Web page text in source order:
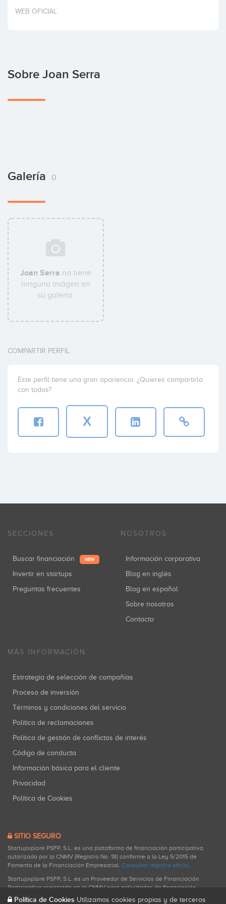
Invertir
WEB OFICIAL
Sobre Joan Serra
Galería 0
Joan Serra no tiene
ninguna imágen en
su galería.
COMPARTIR PERFIL
Este perfil tiene una gran apariencia. ¿Quieres compartirlo
con todos?
X
SECCIONES
Buscar financiación NEW
Invertir en startups
Preguntas frecuentes
NOSOTROS
Información corporativa
Blog en inglés
Blog en español
Sobre nosotros
Contacto
MÁS INFORMACIÓN
Estrategia de selección de compañías
Proceso de inversión
Términos y condiciones del servicio
Política de reclamaciones
Política de gestión de conflictos de interés
Código de conducta
Información básica para el cliente
Privacidad
Política de Cookies
SITIO SEGURO
Startupxplore PSFP, S.L. es una plataforma de financiación participativa
autorizada por la CNMV (Registro No. 18) conforme a la Ley 5/2015 de
Fomento de la Financiación Empresarial. Consultar registro oficial.
Startupxplore PSFP, S.L. es un Proveedor de Servicios de Financiación
Participativa registrado en la CNMV para actividades de financiación
participativa.
Política de Cookies Utilizamos cookies propias y de terceros